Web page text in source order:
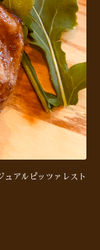
ュアルピッツァレスト